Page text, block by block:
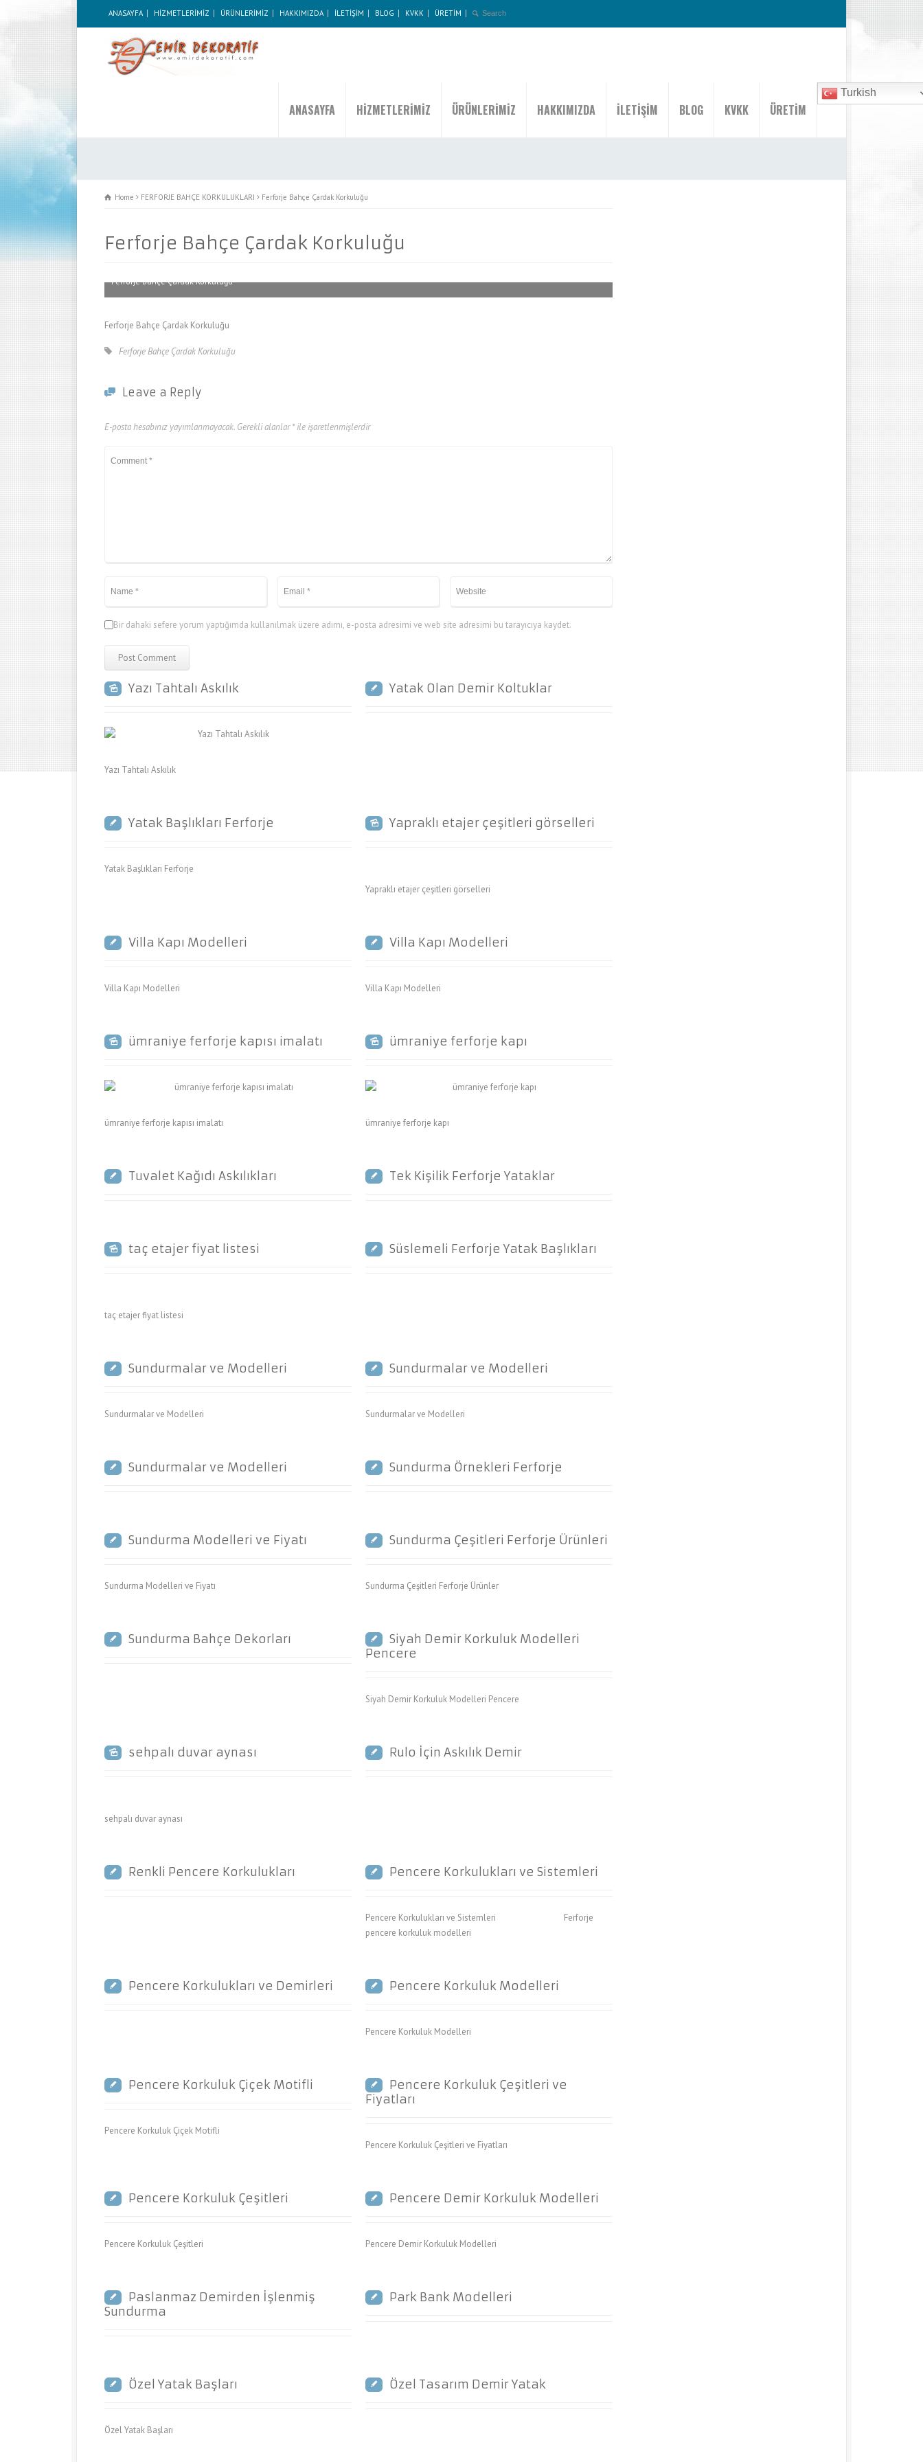
ANASAYFA HİZMETLERİMİZ ÜRÜNLERİMİZ HAKKIMIZDA İLETİŞİM BLOG KVKK ÜRETİM
ANASAYFA HİZMETLERİMİZ ÜRÜNLERİMİZ HAKKIMIZDA İLETİŞİM BLOG KVKK ÜRETİM
Turkish
Home FERFORJE BAHÇE KORKULUKLARI Ferforje Bahçe Çardak Korkuluğu
Ferforje Bahçe Çardak Korkuluğu
Ferforje Bahçe Çardak Korkuluğu
Ferforje Bahçe Çardak Korkuluğu
Ferforje Bahçe Çardak Korkuluğu
Leave a Reply
E-posta hesabınız yayımlanmayacak. Gerekli alanlar*ile işaretlenmişlerdir
Bir dahaki sefere yorum yaptığımda kullanılmak üzere adımı, e-posta adresimi ve web site adresimi bu tarayıcıya kaydet.
Yazı Tahtalı Askılık
Yazı Tahtalı Askılık
Yatak Olan Demir Koltuklar
Yatak Başlıkları Ferforje
Yatak Başlıkları Ferforje
Yapraklı etajer çeşitleri görselleri
Yapraklı etajer çeşitleri görselleri
Villa Kapı Modelleri
Villa Kapı Modelleri
Villa Kapı Modelleri
Villa Kapı Modelleri
ümraniye ferforje kapısı imalatı
ümraniye ferforje kapısı imalatı
ümraniye ferforje kapı
ümraniye ferforje kapı
Tuvalet Kağıdı Askılıkları Tek Kişilik Ferforje Yataklar
taç etajer fiyat listesi
taç etajer fiyat listesi
Süslemeli Ferforje Yatak Başlıkları
Sundurmalar ve Modelleri
Sundurmalar ve Modelleri
Sundurmalar ve Modelleri
Sundurmalar ve Modelleri
Sundurmalar ve Modelleri Sundurma Örnekleri Ferforje
Sundurma Modelleri ve Fiyatı
Sundurma Modelleri ve Fiyatı
Sundurma Çeşitleri Ferforje Ürünleri
Sundurma Çeşitleri Ferforje Ürünler
Sundurma Bahçe Dekorları
Siyah Demir Korkuluk Modelleri
Pencere
Siyah Demir Korkuluk Modelleri Pencere
sehpalı duvar aynası
sehpalı duvar aynası
Rulo İçin Askılık Demir
Renkli Pencere Korkulukları Pencere Korkulukları ve Sistemleri
Pencere Korkulukları ve Sistemleri Ferforje
pencere korkuluk modelleri
Pencere Korkulukları ve Demirleri Pencere Korkuluk Modelleri
Pencere Korkuluk Modelleri
Pencere Korkuluk Çiçek Motifli
Pencere Korkuluk Çiçek Motifli
Pencere Korkuluk Çeşitleri ve
Fiyatları
Pencere Korkuluk Çeşitleri ve Fiyatları
Pencere Korkuluk Çeşitleri
Pencere Korkuluk Çeşitleri
Pencere Demir Korkuluk Modelleri
Pencere Demir Korkuluk Modelleri
Paslanmaz Demirden İşlenmiş
Sundurma
Park Bank Modelleri
Özel Yatak Başları
Özel Yatak Başları
Özel Tasarım Demir Yatak